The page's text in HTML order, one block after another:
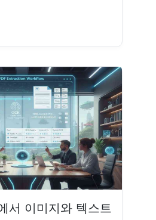
서 이미지와 텍스트